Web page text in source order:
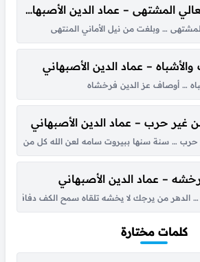
أدركت من كل المعالي المشتهى – عماد الدين الأصبهاني
… وبلغت من نيل الأماني المنتهى
– عماد الدين الأصبهاني
… أوصاف عز الدين فرخشاه
غير حرب – عماد الدين الأصبهاني
… سنة سنها ببيروت سامه لعن الله كل من باع
– عماد الدين الأصبهاني
الدهر من يرجك لا يخشه تلقاه سمح الكف دفاقها …
كلمات مختارة